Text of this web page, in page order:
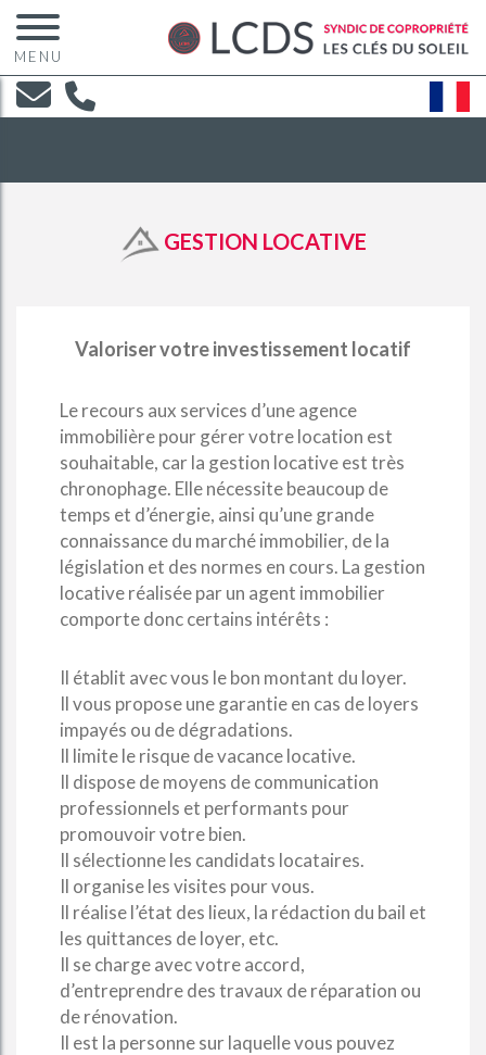
MENU
GESTION LOCATIVE
Valoriser votre investissement locatif
Le recours aux services d’une agence
immobilière pour gérer votre location est
souhaitable, car la gestion locative est très
chronophage. Elle nécessite beaucoup de
temps et d’énergie, ainsi qu’une grande
connaissance du marché immobilier, de la
législation et des normes en cours. La gestion
locative réalisée par un agent immobilier
comporte donc certains intérêts :
Il établit avec vous le bon montant du loyer.
Il vous propose une garantie en cas de loyers
impayés ou de dégradations.
Il limite le risque de vacance locative.
Il dispose de moyens de communication
professionnels et performants pour
promouvoir votre bien.
Il sélectionne les candidats locataires.
Il organise les visites pour vous.
Il réalise l’état des lieux, la rédaction du bail et
les quittances de loyer, etc.
Il se charge avec votre accord,
d’entreprendre des travaux de réparation ou
de rénovation.
Il est la personne sur laquelle vous pouvez